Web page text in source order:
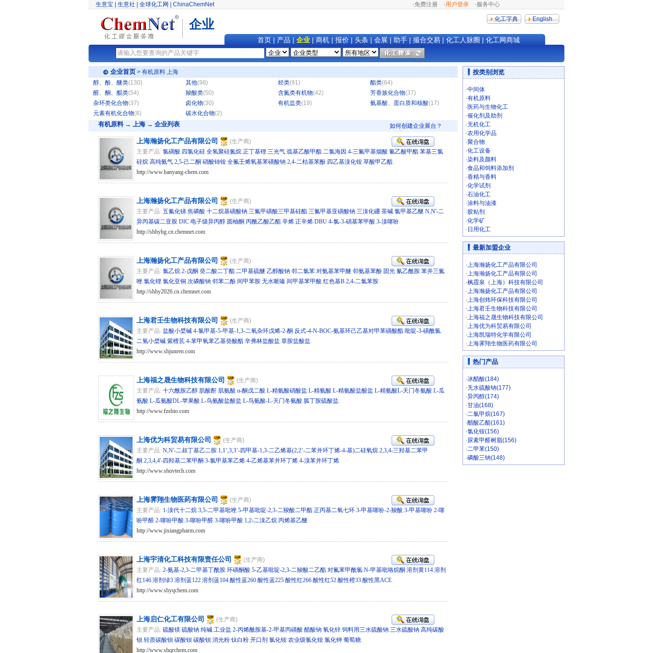
生意宝 生意社 全球化工网 ChinaChemNet ·免费注册 ·用户登录 ·服务中心
企业 化工字典 English
首页| 产品 | 企业| 商机| 报价| 头条 | 会展 | 助手| 撮合交易 | 化工人脉圈 | 化工网商城
企业首页 > 有机原料 上海
醇、酚、醚类(130) 其他(98) 烃类(91) 酯类(64)
醛、酮、醌类(54) 羧酸类(50) 含氮类有机物(42) 芳香族化合物(37)
杂环类化合物(37) 卤化物(30) 有机盐类(19) 氨基酸、蛋白质和核酸(17)
元素有机化合物(8) 碳水化合物(2)
有机原料→ 上海 → 企业列表 如何创建企业展台？
上海瀚扬化工产品有限公司
(生产商)
主要产品: 氯磺酸. 四氯化硅.全氢聚硅氮烷.正丁基锂.三光气.巯基乙酸甲酯.二氯海因 .4-三氟甲基烟酸.氰乙酸甲酯.苯基三氯
硅烷.高纯氨气.2,5-己二酮.硝酸铈铵.全氟壬烯氧基苯磺酸钠.2,4-二枯基苯酚. 四乙基溴化铵.草酸甲乙酯.
http://www.hanyang-chem.com
上海瀚扬化工产品有限公司
(生产商)
主要产品: 五氟化锑.焦磷酸.十二烷基磺酸钠.三氟甲磺酸三甲基硅酯.三氟甲基亚磺酸钠.三溴化硼.茶碱.氯甲基乙醚.N,N'-二
异丙基碳二亚胺.DIC.电子级异丙醇. 圆柚酮.丙酰乙酸乙酯.辛烯.正辛烯.DBU.4-氯-3-硝基苯甲酸.3-溴噻吩.
http://shhyhg.cn.chemnet.com
上海瀚扬化工产品有限公司
(生产商)
主要产品: 氯乙烷.2-戊酮.癸二酸二丁酯.二甲基硫醚.乙醇酸钠.邻二氯苯.对氨基苯甲醚.邻氨基苯酚. 固光.氰乙酰胺.苯并三氮
唑.氯化锂.氯化亚铜.次磷酸钠.邻苯二酚.间甲苯胺.无水哌嗪.间甲基苯甲酸.红色基B.2,4-二氯苯胺.
http://shhy2026.cn.chemnet.com
上海君壬生物科技有限公司
(生产商)
主要产品: 盐酸小檗碱.4-氯甲基-5-甲基-1,3-二氧杂环戊烯-2-酮.反式-4-N-BOC-氨基环己乙基对甲苯磺酸酯.吡啶-3-磺酰氯.
二氢小檗碱.紫檀茋.4-苯甲氧苯乙基癸酸酯.辛弗林盐酸盐.章胺盐酸盐.
http://www.shjunren.com
上海福之晟生物科技有限公司
(生产商)
主要产品: 十六酰胺乙醇.肌酸酐.肌氨酸.α-酮戊二酸.L-精氨酸硝酸盐.L-精氨酸.L-精氨酸盐酸盐.L-精氨酸L-天门冬氨酸.L-瓜
氨酸.L-瓜氨酸DL-苹果酸.L-鸟氨酸盐酸盐.L-鸟氨酸-L-天门冬氨酸. 胍丁胺硫酸盐.
http://www.fzsbio.com
上海优为科贸易有限公司
(生产商)
主要产品: N,N'-二叔丁基乙二胺.1,1’,3,3’-四甲基-1,3-二乙烯基(2,2’-二苯并环丁烯-4-基)二硅氧烷.2,3,4-三羟基二苯甲
酮.2,3,4,4'-四羟基二苯甲酮.3-氯甲基苯乙烯.4-乙烯基苯并环丁烯.4-溴苯并环丁烯.
http://www.shuvtech.com
上海霁翔生物医药有限公司
(生产商)
主要产品: 1-溴代十二烷.3,5-二甲基吡唑.5-甲基吡啶-2,3-二羧酸二甲酯.正丙基二氧七环.3-甲基噻吩-2-羧酸.3-甲基噻吩.2-噻
吩甲醛.2-噻吩甲酸.3-噻吩甲醛.3-噻吩甲酸.1,2-二溴乙烷.丙烯基乙醚.
http://www.jixiangpharm.com
上海宇清化工科技有限责任公司
(生产商)
主要产品: 2-氨基-2,3-二甲基丁酰胺.环磺酮酸.5-乙基吡啶-2,3-二羧酸二乙酯.对氟苯甲酰氯.N-甲基吡咯烷酮.溶剂黄114.溶剂
红146.溶剂绿3.溶剂蓝122.溶剂蓝104.酸性蓝260.酸性蓝225.酸性红266.酸性红52.酸性橙33.酸性黑ACE.
http://www.shyqchem.com
上海启仁化工有限公司
(生产商)
主要产品: 硫酸镁.硫酸钠.纯碱.工业盐.2-丙烯酰胺基-2-甲基丙磺酸.醋酸钠.氧化锌.饲料用三水硫酸钠.三水硫酸钠.高纯碳酸
钡.轻质碳酸钡.碳酸钡.碳酸钡.消光粉.钛白粉.开口剂 .氯化铵.农业级氯化铵.氯化钾.葡萄糖.
http://www.shqrchem.com
按类别浏览
·中间体
·有机原料
· 医药与生物化工
·催化剂及助剂
·无机化工
·农用化学品
·聚合物
·化工设备
·染料及颜料
·食品和饲料添加剂
·香精与香料
·化学试剂
·石油化工
·涂料与油漆
·胶粘剂
·化学矿
· 日用化工
最新加盟企业
·上海瀚扬化工产品有限公司
·上海瀚扬化工产品有限公司
·枫霞泉（上海）科技有限公司
·上海瀚扬化工产品有限公司
·上海创炜环保科技有限公司
·上海君壬生物科技有限公司
·上海福之晟生物科技有限公司
·上海优为科贸易有限公司
·上海凯瑞特化学有限公司
·上海霁翔生物医药有限公司
热门产品
·冰醋酸(184)
·无水硫酸钠(177)
·异丙醇(174)
·甘油(168)
·二氯甲烷(167)
·醋酸乙酯(161)
·氯化铵(156)
·尿素甲醛树脂(156)
·二甲苯(150)
·磷酸三钠(148)